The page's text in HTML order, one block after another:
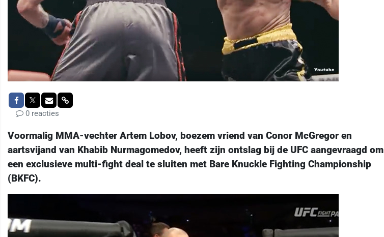
0 reacties
Voormalig MMA-vechter Artem Lobov, boezem vriend van Conor McGregor en
aartsvijand van Khabib Nurmagomedov, heeft zijn ontslag bij de UFC aangevraagd om
een ​​exclusieve multi-fight deal te sluiten met Bare Knuckle Fighting Championship
(BKFC).